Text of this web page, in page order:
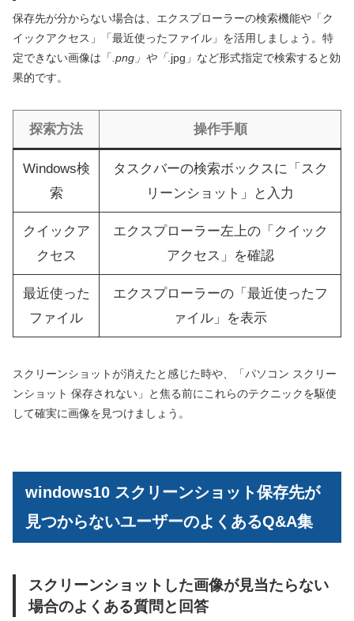
保存先が分からない場合は、エクスプローラーの検索機能や「ク
イックアクセス」「最近使ったファイル」を活用しましょう。特
定できない画像は「.png」や「.jpg」など形式指定で検索すると効
果的です。
探索方法 操作手順
Windows検
索
タスクバーの検索ボックスに「スク
リーンショット」と入力
クイックア
クセス
エクスプローラー左上の「クイック
アクセス」を確認
最近使った
ファイル
エクスプローラーの「最近使ったフ
ァイル」を表示
スクリーンショットが消えたと感じた時や、「パソコン スクリー
ンショット 保存されない」と焦る前にこれらのテクニックを駆使
して確実に画像を見つけましょう。
windows10 スクリーンショット保存先が
見つからないユーザーのよくあるQ&A集
スクリーンショットした画像が見当たらない
場合のよくある質問と回答